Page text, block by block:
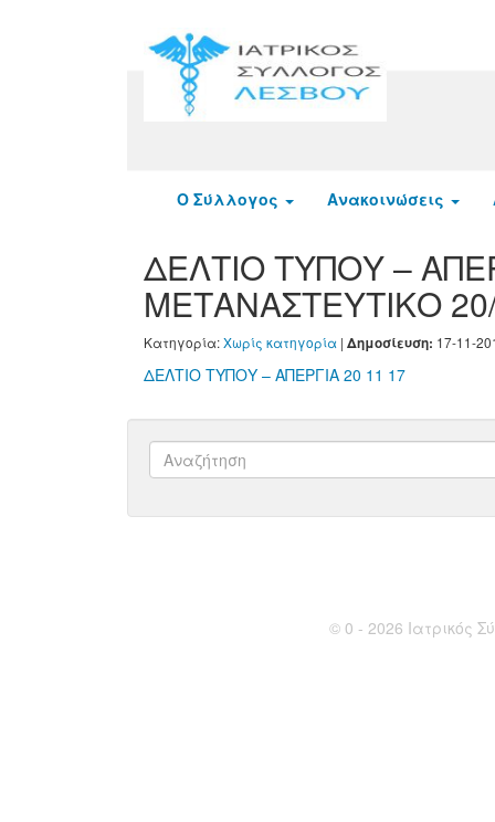
Ο Σύλλογος Ανακοινώσεις
ΔΕΛΤΙΟ ΤΥΠΟΥ –
ΜΕΤΑΝΑΣΤΕΥΤΙΚΟ
Κατηγορία:Χωρίς κατηγορία | Δημοσίευση: 17-11-
ΔΕΛΤΙΟ ΤΥΠΟΥ – ΑΠΕΡΓΙΑ 20 11 17
© 0 - 2026 Ιατρικός